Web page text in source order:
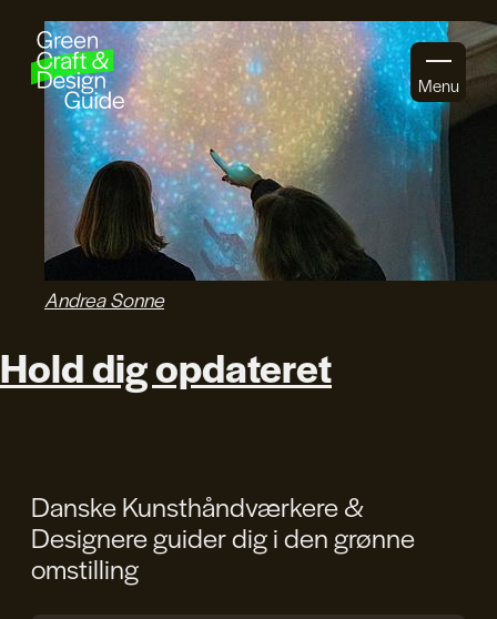
Gå til indhold
Menu
Andrea Sonne
Hold dig opdateret
Danske Kunsthåndværkere &
Designere guider dig i dengrønne
omstilling